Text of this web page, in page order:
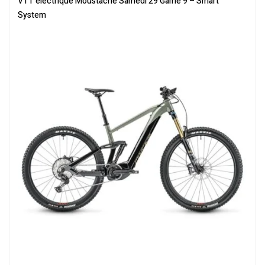
System